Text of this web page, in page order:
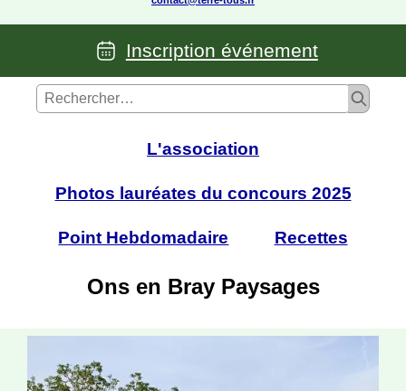
Inscription événement
L'association
Photos lauréates du concours 2025
Point Hebdomadaire Recettes
Ons en Bray Paysages